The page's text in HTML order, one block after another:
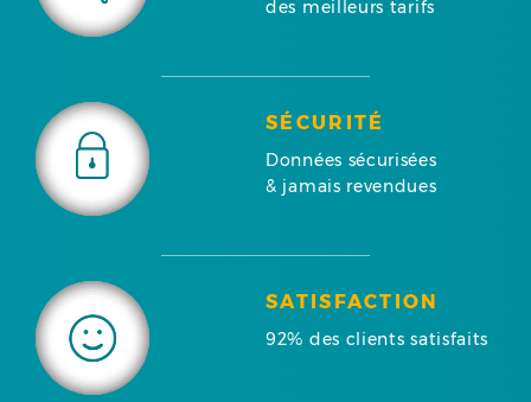
des meilleurs tarifs
SÉCURITÉ
Données sécurisées
& jamais revendues
SATISFACTION
92% des clients satisfaits